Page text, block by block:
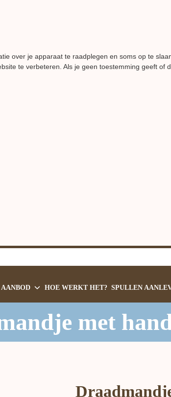
over je apparaat te raadplegen en soms op te
te verbeteren. Als je geen toestemming geeft
AANBOD HOE WERKT HET? SPULLEN
met